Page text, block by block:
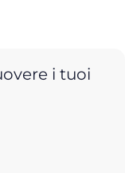
i tuoi